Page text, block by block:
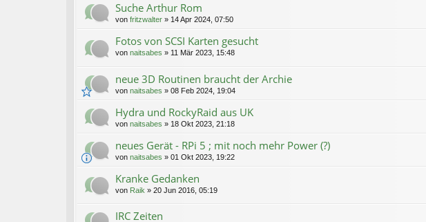
Suche Arthur Rom
von fritzwalter » 14 Apr 2024, 07:50
Fotos von SCSI Karten gesucht
von naitsabes » 11 Mär 2023, 15:48
neue 3D Routinen braucht der Archie
von naitsabes » 08 Feb 2024, 19:04
Hydra und RockyRaid aus UK
von naitsabes » 18 Okt 2023, 21:18
neues Gerät - RPi 5 ; mit noch mehr Power (?)
von naitsabes » 01 Okt 2023, 19:22
Kranke Gedanken
von Raik » 20 Jun 2016, 05:19
IRC Zeiten